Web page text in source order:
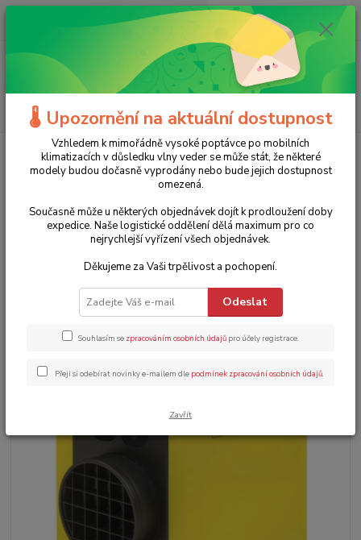
(Po-Ne, 8-20 hod.)
ks
0 Kč
Stavební nářadí Dílenská topidla
Elektrická topidla
Elektrické topidlo TEH 30 T Trotec - 3,3 kW, s termostatem a s možností připojení
hadice
Elektrické topidlo TEH 30 T
Trotec - 3,3 kW, s termostatem a
s možností připojení hadice
🌡️ Upozornění na aktuální dostupnost
Vzhledem k mimořádně vysoké poptávce po mobilních
klimatizacích v důsledku vlny veder se může stát, že některé
modely budou dočasně vyprodány nebo bude jejich dostupnost
omezená.
Současně může u některých objednávek dojít k prodloužení doby
expedice. Naše logistické oddělení dělá maximum pro co
nejrychlejší vyřízení všech objednávek.
Děkujeme za Vaši trpělivost a pochopení.
Odeslat
Souhlasím se zpracováním osobních údajů pro účely registrace.
Přeji si odebírat novinky e-mailem dle podmínek zpracování osobních údajů
Zavřít